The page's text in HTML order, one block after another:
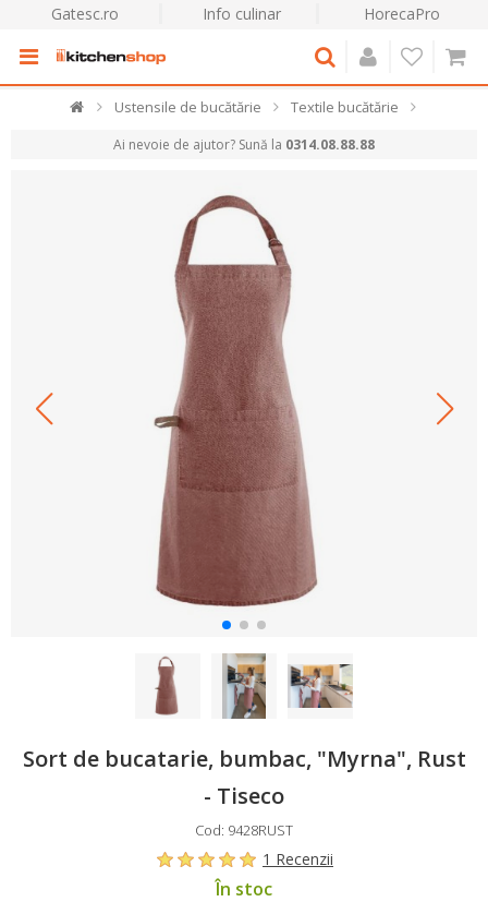
Gatesc.ro Info culinar HorecaPro
Ustensile de bucătărie Textile bucătărie
Ai nevoie de ajutor? Sună la 0314.08.88.88
Sort de bucatarie, bumbac, "Myrna", Rust
- Tiseco
Cod: 9428RUST
1 Recenzii
În stoc